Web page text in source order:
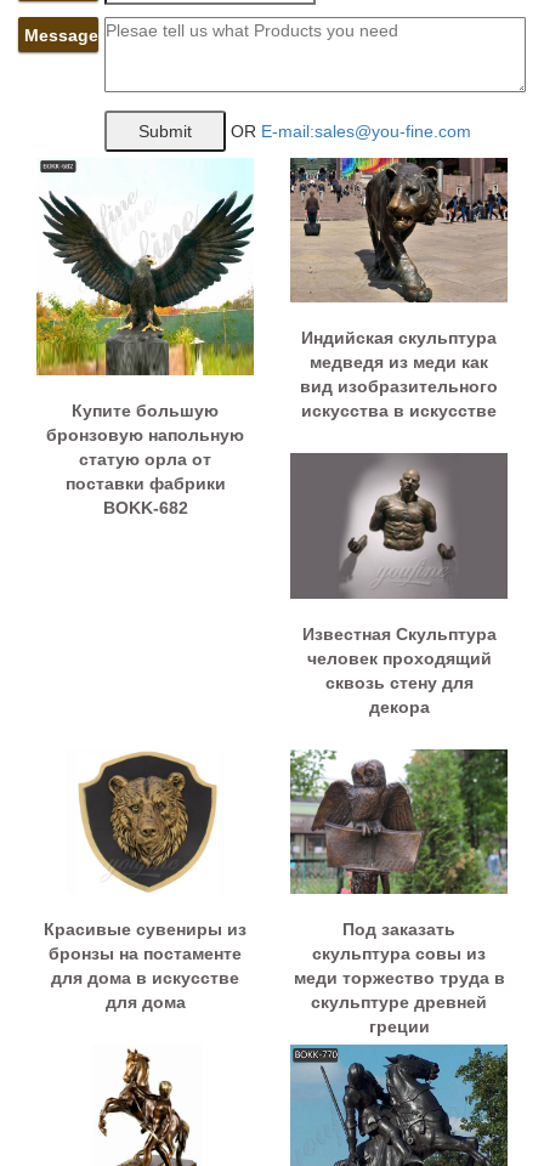
Message
OR E-mail:sales@you-fine.com
Купите большую
бронзовую напольную
статую орла от
поставки фабрики
BOKK-682
Индийская скульптура
медведя из меди как
вид изобразительного
искусства в искусстве
Известная Скульптура
человек проходящий
сквозь стену для
декора
Красивые сувениры из
бронзы на постаменте
для дома в искусстве
для дома
Под заказать
скульптура совы из
меди торжество труда в
скульптуре древней
греции